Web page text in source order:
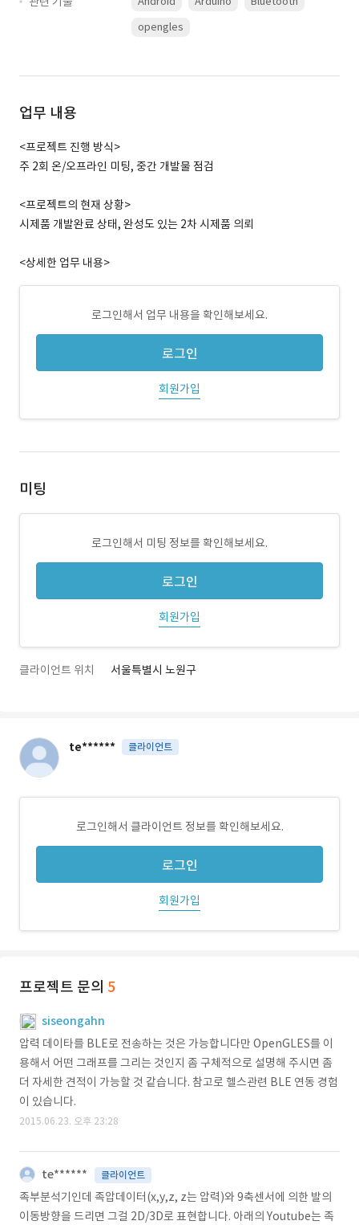
opengles
업무 내용
<프로젝트 진행 방식>
주 2회 온/오프라인 미팅, 중간 개발물 점검
<프로젝트의 현재 상황>
시제품 개발완료 상태, 완성도 있는 2차 시제품 의뢰
<상세한 업무 내용>
로그인해서 업무 내용을 확인해보세요.
로그인
회원가입
미팅
로그인해서 미팅 정보를 확인해보세요.
로그인
회원가입
클라이언트 위치 서울특별시 노원구
te****** 클라이언트
로그인해서 클라이언트 정보를 확인해보세요.
로그인
회원가입
프로젝트 문의 5
siseongahn
압력 데이타를 BLE로 전송하는 것은 가능합니다만 OpenGLES를 이
용해서 어떤 그래프를 그리는 것인지 좀 구체적으로 설명해 주시면 좀
더 자세한 견적이 가능할 것 같습니다. 참고로 헬스관련 BLE 연동 경험
이 있습니다.
2015.06.23. 오후 23:28
te****** 클라이언트
족부분석기인데 족압데이터(x,y,z, z는 압력)와 9축센서에 의한 발의
이동방향을 드리면 그걸 2D/3D로 표현합니다. 아래의 Youtube는 족